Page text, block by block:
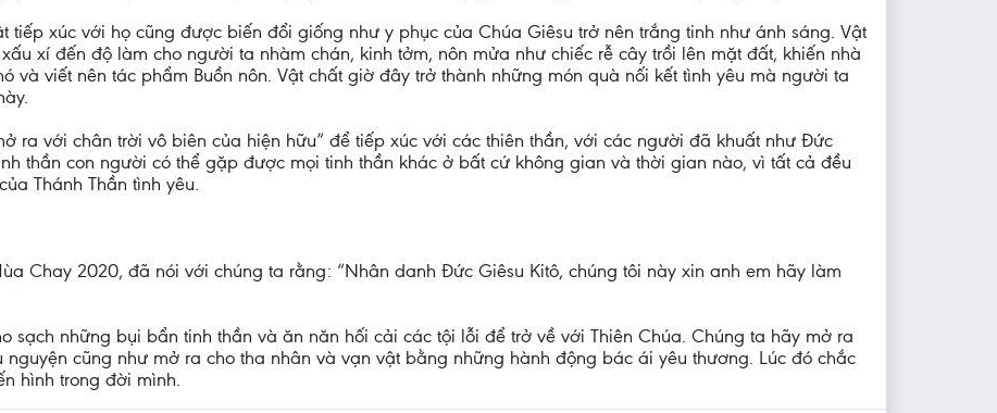
xúc với họ cũng được biến đổi giống như y phục của Chúa Giêsu trở nên trắng tinh như ánh sáng. Vật
xí đến độ làm cho người ta nhàm chán, kinh tởm, nôn mửa như chiếc rễ cây trồi lên mặt đất, khiến nhà
và viết nên tác phẩm Buồn nôn. Vật chất giờ đây trở thành những món quà nối kết tình yêu mà người ta
ra với chân trời vô biên của hiện hữu” để tiếp xúc với các thiên thần, với các người đã khuất như Đức
thần con người có thể gặp được mọi tinh thần khác ở bất cứ không gian và thời gian nào, vì tất cả đều
Thánh Thần tình yêu.
Chay 2020, đã nói với chúng ta rằng: “Nhân danh Đức Giêsu Kitô, chúng tôi này xin anh em hãy làm
sạch những bụi bẩn tinh thần và ăn năn hối cải các tội lỗi để trở về với Thiên Chúa. Chúng ta hãy mở ra
cũng như mở ra cho tha nhân và vạn vật bằng những hành động bác ái yêu thương. Lúc đó chắc
hình trong đời mình.